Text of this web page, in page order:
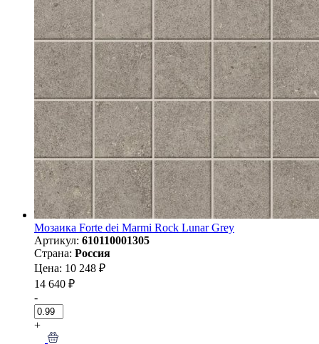
Мозаика Forte dei Marmi Rock Lunar Grey
Артикул: 610110001305
Страна: Россия
Цена: 10 248 ₽
14 640 ₽
-
+